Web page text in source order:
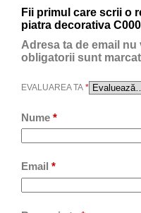
Fii primul care scrii o
piatra decorativa
Adresa ta de email nu
obligatorii sunt
EVALUAREA TA *
Nume *
Email *